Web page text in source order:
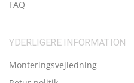
FAQ
YDERLIGERE INFORMATION
Monteringsvejledning